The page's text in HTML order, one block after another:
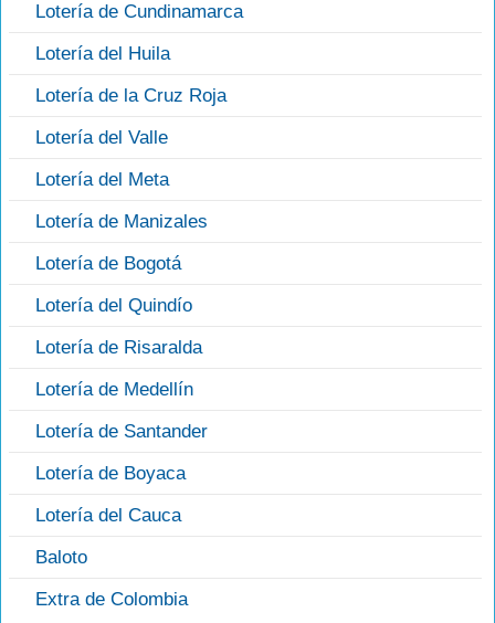
Lotería de Cundinamarca
Lotería del Huila
Lotería de la Cruz Roja
Lotería del Valle
Lotería del Meta
Lotería de Manizales
Lotería de Bogotá
Lotería del Quindío
Lotería de Risaralda
Lotería de Medellín
Lotería de Santander
Lotería de Boyaca
Lotería del Cauca
Baloto
Extra de Colombia